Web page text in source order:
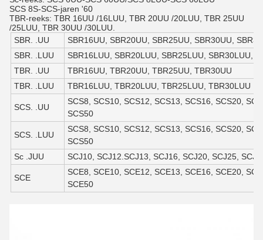
SCS 8S-SCS-jaren '60
TBR-reeks: TBR 16UU /16LUU, TBR 20UU /20LUU, TBR 25UU
/25LUU, TBR 30UU /30LUU.
SBR. .UU
SBR16UU, SBR20UU, SBR25UU, SBR30UU,
SBR. .LUU
SBR16LUU, SBR20LUU, SBR25LUU, SBR30LUU,
TBR. .UU
TBR16UU, TBR20UU, TBR25UU, TBR30UU
TBR. .LUU
TBR16LUU, TBR20LUU, TBR25LUU, TBR30LUU
SCS. .UU
SCS8, SCS10, SCS12, SCS13, SCS16, SCS20,
SCS50
SCS. .LUU
SCS8, SCS10, SCS12, SCS13, SCS16, SCS20,
SCS50
Sc .JUU
SCJ10, SCJ12.SCJ13, SCJ16, SCJ20, SCJ25,
SCE
SCE8, SCE10, SCE12, SCE13, SCE16, SCE20,
SCE50